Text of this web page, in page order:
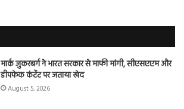
मार्क जुकरबर्ग ने भारत सरकार से माफी मांगी, सीएसएएम और
डीपफेक कंटेंट पर जताया खेद
August 5, 2026